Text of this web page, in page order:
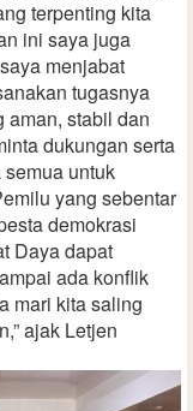
terpenting kita
ini saya juga
menjabat
tugasnya
aman, stabil dan
dukungan serta
untuk
yang sebentar
demokrasi
Daya dapat
ada konflik
mari kita saling
ajak Letjen